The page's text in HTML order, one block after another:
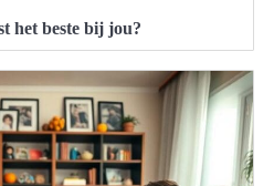
het beste bij jou?